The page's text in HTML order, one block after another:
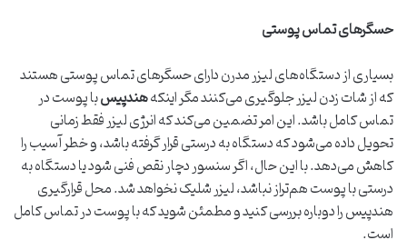
حسگرهای تماس پوستی
بسیاری از دستگاه‌های لیزر مدرن دارای حسگرهای تماس پوستی هستند
که از شات زدن لیزر جلوگیری می‌کنند مگر اینکههندپیسبا پوست در
تماس کامل باشد. این امر تضمین می‌کند که انرژی لیزر فقط زمانی
تحویل داده می‌شود که دستگاه به درستی قرار گرفته باشد، و خطر آسیب را
کاهش می‌دهد. با این حال، اگر سنسور دچار نقص فنی شود یا دستگاه به
درستی با پوست هم‌تراز نباشد، لیزر شلیک نخواهد شد. محل قرارگیری
هندپیس را دوباره بررسی کنید و مطمئن شوید که با پوست در تماس کامل
است.